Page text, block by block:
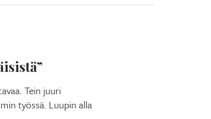
Tein juuri
työssä. Luupin alla